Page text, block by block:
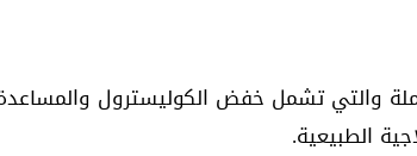
والتي تشمل خفض الكوليسترول
الطبيعية.